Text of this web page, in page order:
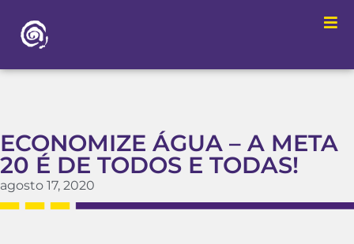
ECONOMIZE ÁGUA – A META
20 É DE TODOS E TODAS!
agosto 17, 2020